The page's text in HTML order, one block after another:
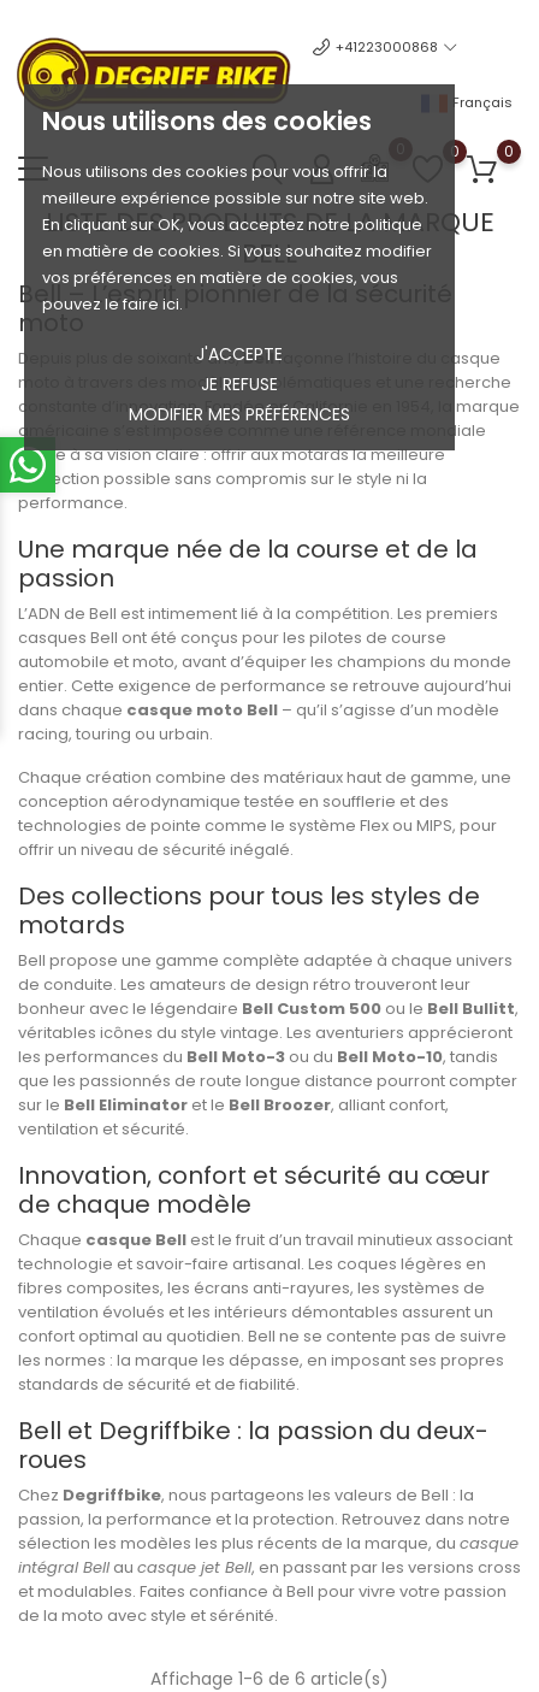
Nous utilisons des cookies
Nous utilisons des cookies pour vous offrir la
meilleure expérience possible sur notre site web.
En cliquant sur OK, vous acceptez notre politique
en matière de cookies. Si vous souhaitez modifier
vos préférences en matière de cookies, vous
pouvez le faire ici.
J'ACCEPTE
JE REFUSE
MODIFIER MES PRÉFÉRENCES
+41223000868
Français
0 0
LISTE DES PRODUITS DE LA MARQUE
BELL
Bell – L’esprit pionnier de la sécurité
moto
Depuis plus de soixante ans,Bellfaçonne l’histoire du casque
moto à travers des modèles emblématiques et une recherche
constante d’innovation. Fondée en Californie en 1954, la marque
américaine s’est imposée comme une référence mondiale
grâce à sa vision claire : offrir aux motards la meilleure
protection possible sans compromis sur le style ni la
performance.
Une marque née de la course et de la
passion
L’ADN de Bell est intimement lié à la compétition. Les premiers
casques Bell ont été conçus pour les pilotes de course
automobile et moto, avant d’équiper les champions du monde
entier. Cette exigence de performance se retrouve aujourd’hui
dans chaque casque moto Bell – qu’il s’agisse d’un modèle
racing, touring ou urbain.
Chaque création combine des matériaux haut de gamme, une
conception aérodynamique testée en soufflerie et des
technologies de pointe comme le système Flex ou MIPS, pour
offrir un niveau de sécurité inégalé.
Des collections pour tous les styles de
motards
Bell propose une gamme complète adaptée à chaque univers
de conduite. Les amateurs de design rétro trouveront leur
bonheur avec le légendaire Bell Custom 500 ou le Bell Bullitt,
véritables icônes du style vintage. Les aventuriers apprécieront
les performances du Bell Moto-3 ou du Bell Moto-10, tandis
que les passionnés de route longue distance pourront compter
sur le Bell Eliminator et le Bell Broozer, alliant confort,
ventilation et sécurité.
Innovation, confort et sécurité au cœur
de chaque modèle
Chaque casque Bell est le fruit d’un travail minutieux associant
technologie et savoir-faire artisanal. Les coques légères en
fibres composites, les écrans anti-rayures, les systèmes de
ventilation évolués et les intérieurs démontables assurent un
confort optimal au quotidien. Bell ne se contente pas de suivre
les normes : la marque les dépasse, en imposant ses propres
standards de sécurité et de fiabilité.
Bell et Degriffbike : la passion du deux-
roues
Chez Degriffbike, nous partageons les valeurs de Bell : la
passion, la performance et la protection. Retrouvez dans notre
sélection les modèles les plus récents de la marque, du casque
intégral Bell au casque jet Bell, en passant par les versions cross
et modulables. Faites confiance à Bell pour vivre votre passion
de la moto avec style et sérénité.
Affichage 1-6 de 6 article(s)